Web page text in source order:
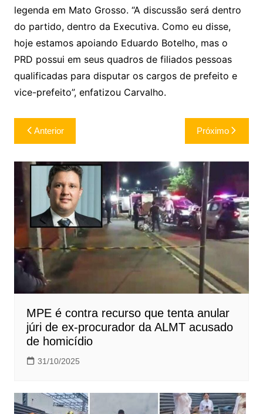
legenda em Mato Grosso. “A discussão será dentro
do partido, dentro da Executiva. Como eu disse,
hoje estamos apoiando Eduardo Botelho, mas o
PRD possui em seus quadros de filiados pessoas
qualificadas para disputar os cargos de prefeito e
vice-prefeito”, enfatizou Carvalho.
Navegação
de
Post
Anterior Próximo
MPE é contra recurso que tenta anular
júri de ex-procurador da ALMT acusado
de homicídio
31/10/2025